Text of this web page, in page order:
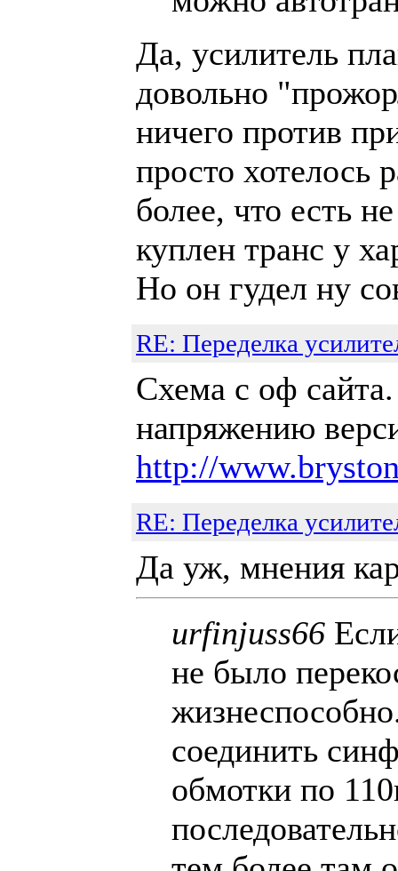
Да, усилитель
довольно
ничего против
просто хотелось
более, что есть
куплен транс у
Но он гудел ну
RE: Переделка
Схема с оф
напряжению
http://
RE: Переделка
Да уж, мнения
urfinjuss66
не было
соединить
обмотки по